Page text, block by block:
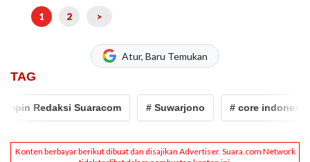
1 2 >
Atur, Baru Temukan
TAG
Redaksi Suaracom # Suwarjono # core indonesia